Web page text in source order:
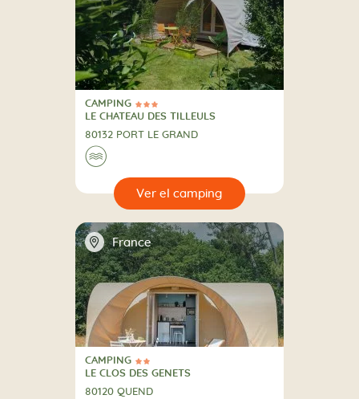
3 Estrellas
CAMPING
CAMPING
LE CHATEAU DES TILLEULS
80132 PORT LE GRAND
🌊
📍 France
2 Estrellas
CAMPING
CAMPING
LE CLOS DES GENETS
80120 QUEND